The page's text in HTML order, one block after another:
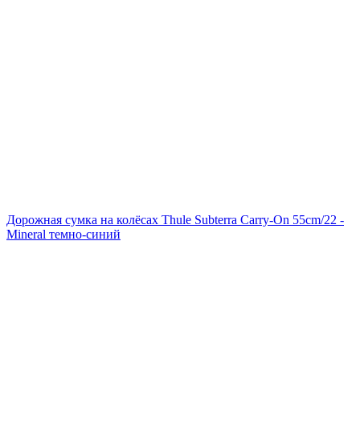
Дорожная сумка на колёсах Thule Subterra Carry-On 55cm/22 -
Mineral темно-синий